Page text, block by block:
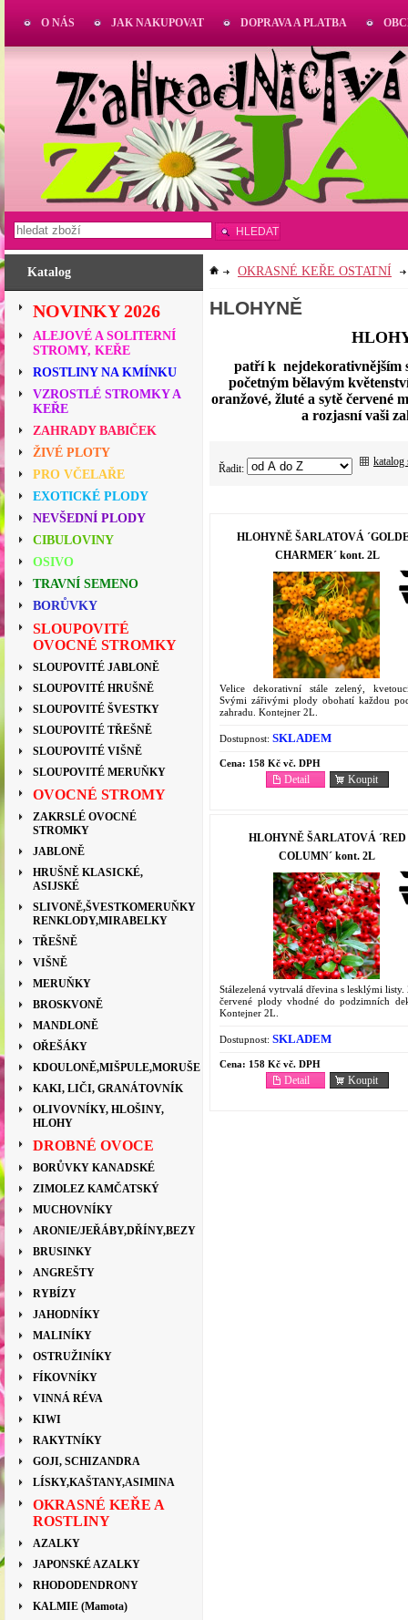
Katalog
NOVINKY 2026
ALEJOVÉ A SOLITERNÍ
STROMY, KEŘE
ROSTLINY NA KMÍNKU
VZROSTLÉ STROMKY A
KEŘE
ZAHRADY BABIČEK
ŽIVÉ PLOTY
PRO VČELAŘE
EXOTICKÉ PLODY
NEVŠEDNÍ PLODY
CIBULOVINY
OSIVO
TRAVNÍ SEMENO
BORŮVKY
SLOUPOVITÉ
OVOCNÉ STROMKY
SLOUPOVITÉ JABLONĚ
SLOUPOVITÉ HRUŠNĚ
SLOUPOVITÉ ŠVESTKY
SLOUPOVITÉ TŘEŠNĚ
SLOUPOVITÉ VIŠNĚ
SLOUPOVITÉ MERUŇKY
OVOCNÉ STROMY
ZAKRSLÉ OVOCNÉ
STROMKY
JABLONĚ
HRUŠNĚ KLASICKÉ,
ASIJSKÉ
SLIVONĚ,ŠVESTKOMERUŇKY
RENKLODY,MIRABELKY
TŘEŠNĚ
VIŠNĚ
MERUŇKY
BROSKVONĚ
MANDLONĚ
OŘEŠÁKY
KDOULONĚ,MIŠPULE,MORUŠE
KAKI, LIČI, GRANÁTOVNÍK
OLIVOVNÍKY, HLOŠINY,
HLOHY
DROBNÉ OVOCE
BORŮVKY KANADSKÉ
ZIMOLEZ KAMČATSKÝ
MUCHOVNÍKY
ARONIE/JEŘÁBY,DŘÍNY,BEZY
BRUSINKY
ANGREŠTY
RYBÍZY
JAHODNÍKY
MALINÍKY
OSTRUŽINÍKY
FÍKOVNÍKY
VINNÁ RÉVA
KIWI
RAKYTNÍKY
GOJI, SCHIZANDRA
LÍSKY,KAŠTANY,ASIMINA
OKRASNÉ KEŘE A
ROSTLINY
AZALKY
JAPONSKÉ AZALKY
RHODODENDRONY
KALMIE (Mamota)
OKRASNÉ KEŘE OSTATNÍ
HLOHYNĚ
patří k nejdekorativnějším
početným bělavým
oranžové, žluté a sytě červené
a rozjasní vaši
Řadit:
katalog
HLOHYNĚ ŠARLATOVÁ
CHARMER´ kont. 2L
Velice dekorativní stále zelený,
Svými zářivými plody obohatí každou
zahradu. Kontejner 2L.
Dostupnost: SKLADEM
Cena: 158 Kč vč. DPH
Koupit
Detail
HLOHYNĚ ŠARLATOVÁ ´RED
COLUMN´ kont. 2L
Stálezelená vytrvalá dřevina s lesklými listy.
červené plody vhodné do podzimních
Kontejner 2L.
Dostupnost: SKLADEM
Cena: 158 Kč vč. DPH
Koupit
Detail
O NÁS JAK NAKUPOVAT DOPRAVA A PLATBA
HLEDAT